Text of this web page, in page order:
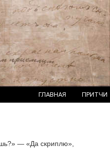
ГЛАВНАЯ ПРИТЧИ
— «Да скриплю»,